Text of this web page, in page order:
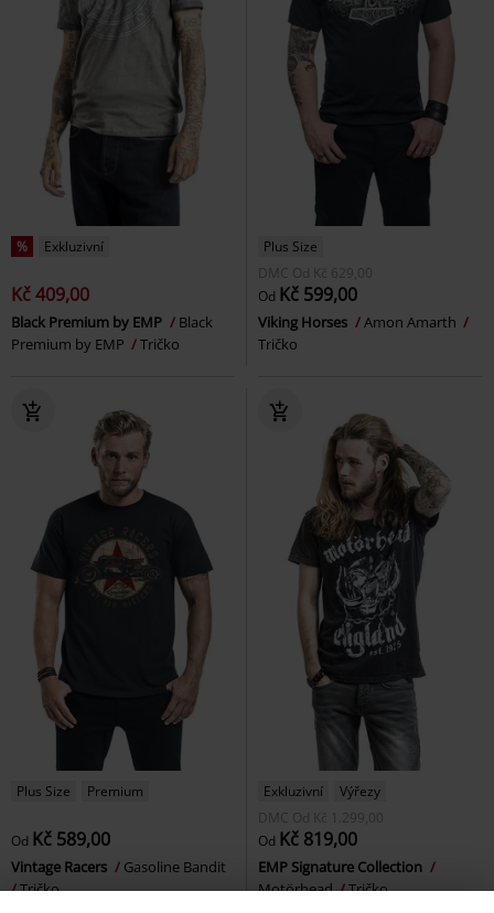
% Exkluzivní
Kč 409,00
Black Premium by EMP
Black
Premium by EMP
Tričko
Plus Size
DMC Od Kč 629,00
Od Kč 599,00
Viking Horses
Amon Amarth
Tričko
Plus Size Premium
Od Kč 589,00
Vintage Racers
Gasoline Bandit
Tričko
Exkluzivní
Výřezy
DMC Od Kč 1.299,00
Od Kč 819,00
EMP Signature Collection
Motörhead
Tričko